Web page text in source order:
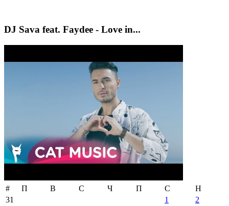
DJ Sava feat. Faydee - Love in...
# П В С Ч П С
Н
31
1
2